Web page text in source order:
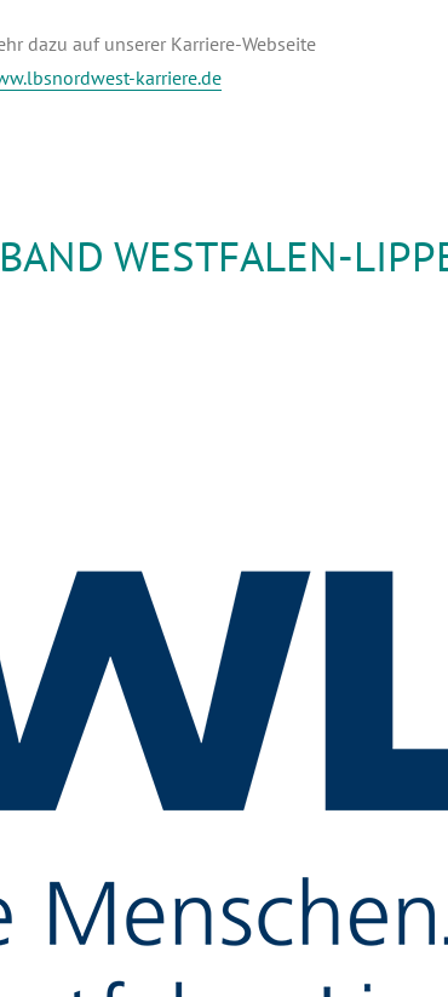
dazu auf unse­rer Kar­rie­re-Web­sei­te
karriere.de
WESTFALEN-